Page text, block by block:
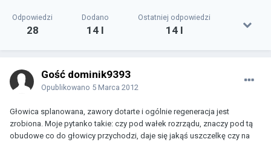
Odpowiedzi
28
Dodano
14 l
Ostatniej odpowiedzi
14 l
Gość dominik9393
Opublikowano 5 Marca 2012
Głowica splanowana, zawory dotarte i ogólnie regeneracja jest
zrobiona. Moje pytanko takie: czy pod wałek rozrządu, znaczy pod tą
obudowe co do głowicy przychodzi, daje się jakąś uszczelkę czy na